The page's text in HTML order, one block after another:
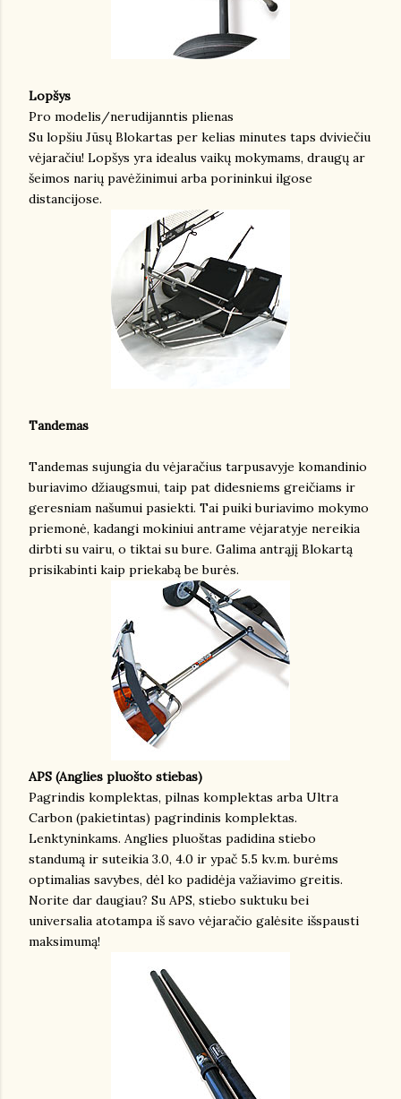
Lopšys
Pro modelis/nerudijanntis plienas
Su lopšiu Jūsų Blokartas per kelias minutes taps dviviečiu
vėjaračiu! Lopšys yra idealus vaikų mokymams, draugų ar
šeimos narių pavėžinimui arba porininkui ilgose
distancijose.
Tandemas
Tandemas sujungia du vėjaračius tarpusavyje komandinio
buriavimo džiaugsmui, taip pat didesniems greičiams ir
geresniam našumui pasiekti. Tai puiki buriavimo mokymo
priemonė, kadangi mokiniui antrame vėjaratyje nereikia
dirbti su vairu, o tiktai su bure. Galima antrąjį Blokartą
prisikabinti kaip priekabą be burės.
APS (Anglies pluošto stiebas)
Pagrindis komplektas, pilnas komplektas arba Ultra
Carbon (pakietintas) pagrindinis komplektas.
Lenktyninkams. Anglies pluoštas padidina stiebo
standumą ir suteikia 3.0, 4.0 ir ypač 5.5 kv.m. burėms
optimalias savybes, dėl ko padidėja važiavimo greitis.
Norite dar daugiau? Su APS, stiebo suktuku bei
universalia atotampa iš savo vėjaračio galėsite išspausti
maksimumą!